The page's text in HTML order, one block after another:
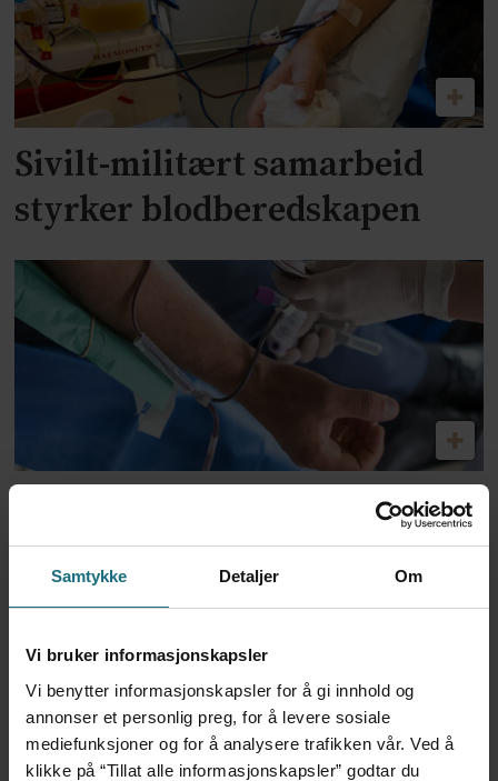
Samtykke Detaljer Om
Vi bruker informasjonskapsler
Vi benytter informasjonskapsler for å gi innhold og
annonser et personlig preg, for å levere sosiale
mediefunksjoner og for å analysere trafikken vår. Ved å
klikke på “Tillat alle informasjonskapsler” godtar du
Sivilt-militært samarbeid
styrker blodberedskapen
Disse gruppene nektes
fortsatt å gi blod: –
Praksisen er provoserende